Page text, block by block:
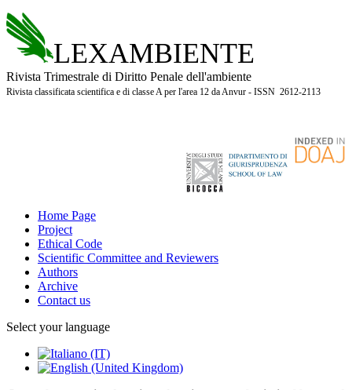
LEXAMBIENTE
Rivista Trimestrale di Diritto Penale dell'ambiente
Rivista classificata scientifica e di classe A per l'area 12 da Anvur - ISSN 2612-2113
Home Page
Project
Ethical Code
Scientific Committee and Reviewers
Authors
Archive
Contact us
Select your language